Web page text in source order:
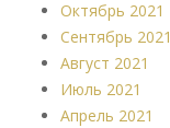
Октябрь 2021
Сентябрь 2021
Август 2021
Июль 2021
Апрель 2021